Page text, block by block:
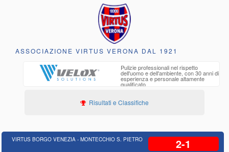
ASSOCIAZIONE VIRTUS VERONA DAL 1921
Pulizie professionali nel rispetto
dell'uomo e dell'ambiente, con 30 anni di
esperienza e personale altamente
qualificato
Risultati e Classifiche
VIRTUS BORGO VENEZIA - MONTECCHIO S. PIETRO 2-1